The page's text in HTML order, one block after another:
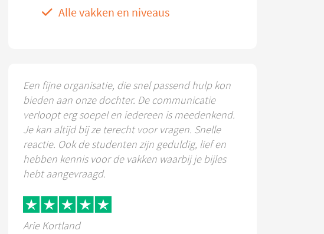
Alle vakken en niveaus
Een fijne organisatie, die snel passend hulp kon
bieden aan onze dochter. De communicatie
verloopt erg soepel en iedereen is meedenkend.
Je kan altijd bij ze terecht voor vragen. Snelle
reactie. Ook de studenten zijn geduldig, lief en
hebben kennis voor de vakken waarbij je bijles
hebt aangevraagd.
Arie Kortland